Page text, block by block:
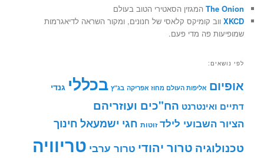
The Onion המגזין הסאטירי הטוב בעולם
XKCD ווב קומיקס קלאסי של חנונים, ומקור השראה לדיאגרמות
שמופיעות פה מדי פעם.
לפי נושאים:
אופיום אליפות העולם מחוז אפריקה בג"ץ בכללי גנדי
דתיים ואינטרנט הח"כים ועוזריהם
הציור השבועי לילד זוטות חגי ישמעאל חינוך
טכנולוגיה טרור יהודי טרור ערבי טריוויה